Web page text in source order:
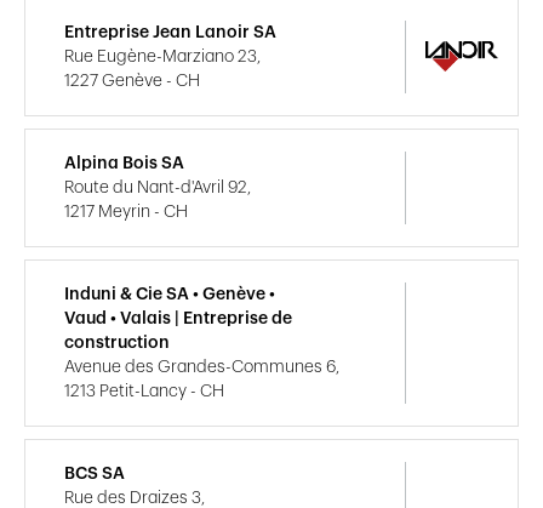
Entreprise Jean Lanoir SA
Rue Eugène-Marziano 23,
1227 Genève - CH
Alpina Bois SA
Route du Nant-d'Avril 92,
1217 Meyrin - CH
Induni & Cie SA • Genève •
Vaud • Valais | Entreprise de
construction
Avenue des Grandes-Communes 6,
1213 Petit-Lancy - CH
BCS SA
Rue des Draizes 3,